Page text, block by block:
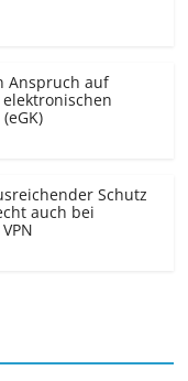
Anspruch auf
Schutz
auch bei